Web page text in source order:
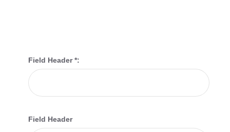
Field Header *:
Field Header